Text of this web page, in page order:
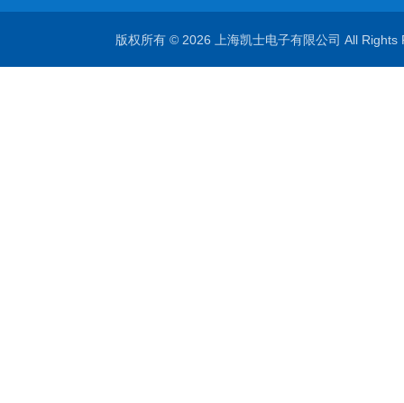
版权所有 © 2026 上海凯士电子有限公司 All